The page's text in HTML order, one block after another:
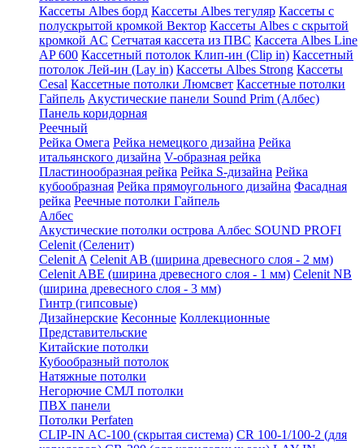
Кассеты Albes борд Кассеты Albes тегуляр Кассеты с
полускрытой кромкой Вектор Кассеты Albes с скрытой
кромкой AC Сетчатая кассета из ПВС Кассета Albes Line
AP 600 Кассетный потолок Клип-ин (Clip in) Кассетный
потолок Лей-ин (Lay in) Кассеты Albes Strong Кассеты
Cesal Кассетные потолки Люмсвет Кассетные потолки
Гайпель Акустические панели Sound Prim (Албес)
Панель коридорная
Реечный
Рейка Омега Рейка немецкого дизайна Рейка
итальянского дизайна V-образная рейка
Пластинообразная рейка Рейка S-дизайна Рейка
кубообразная Рейка прямоугольного дизайна Фасадная
рейка Реечные потолки Гайпель
Албес
Акустические потолки острова Албес SOUND PROFI
Celenit (Селенит)
Celenit A Celenit AB (ширина древесного слоя - 2 мм)
Celenit ABE (ширина древесного слоя - 1 мм) Celenit NB
(ширина древесного слоя - 3 мм)
Гинтр (гипсовые)
Дизайнерские Кесонные Коллекционные
Представительские
Китайские потолки
Кубообразный потолок
Натяжные потолки
Негорючие СМЛ потолки
ПВХ панели
Потолки Perfaten
CLIP-IN AC-100 (скрытая система) CR 100-1/100-2 (для